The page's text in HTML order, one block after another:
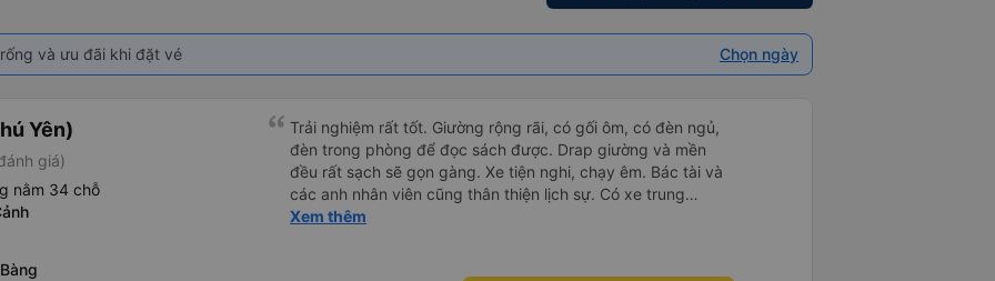
và ưu đãi khi đặt vé Chọn ngày
Yên)
giá)
nằm 34 chỗ
Trải nghiệm rất tốt. Giường rộng rãi, có gối ôm, có đèn ngủ,
đèn trong phòng để đọc sách được. Drap giường và mền
đều rất sạch sẽ gọn gàng. Xe tiện nghi, chạy êm. Bác tài và
các anh nhân viên cũng thân thiện lịch sự. Có xe trung
chuyển về nội thành thành phố tuy hoà rất tiện. Giá vé hợp
Xem thêm